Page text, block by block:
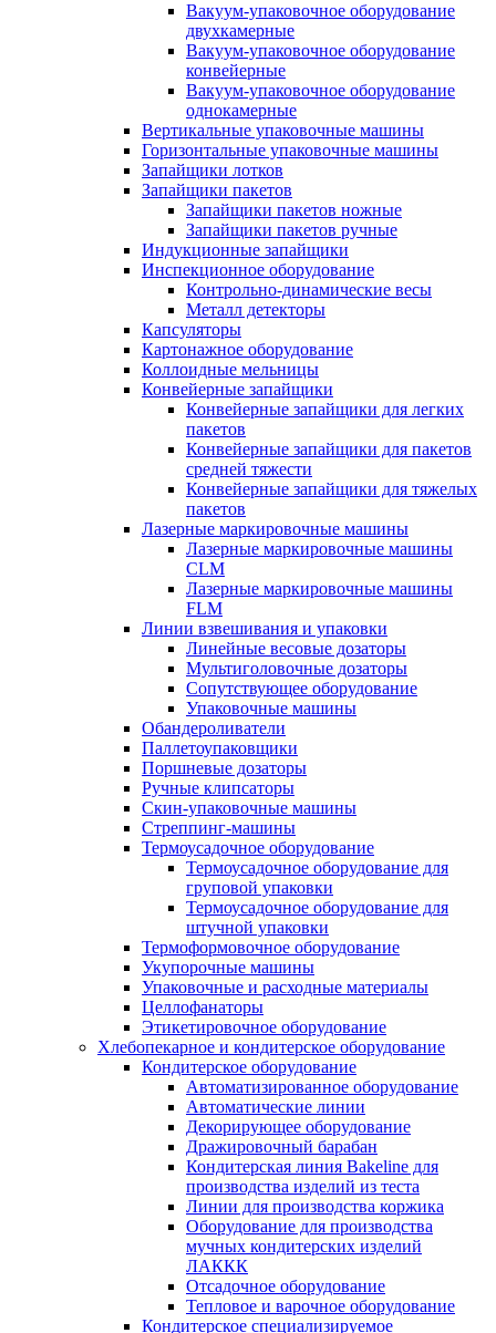
Вакуум-упаковочное оборудование
двухкамерные
Вакуум-упаковочное оборудование
конвейерные
Вакуум-упаковочное оборудование
однокамерные
Вертикальные упаковочные машины
Горизонтальные упаковочные машины
Запайщики лотков
Запайщики пакетов
Запайщики пакетов ножные
Запайщики пакетов ручные
Индукционные запайщики
Инспекционное оборудование
Контрольно-динамические весы
Металл детекторы
Капсуляторы
Картонажное оборудование
Коллоидные мельницы
Конвейерные запайщики
Конвейерные запайщики для легких
пакетов
Конвейерные запайщики для пакетов
средней тяжести
Конвейерные запайщики для тяжелых
пакетов
Лазерные маркировочные машины
Лазерные маркировочные машины
CLM
Лазерные маркировочные машины
FLM
Линии взвешивания и упаковки
Линейные весовые дозаторы
Мультиголовочные дозаторы
Сопутствующее оборудование
Упаковочные машины
Обандероливатели
Паллетоупаковщики
Поршневые дозаторы
Ручные клипсаторы
Скин-упаковочные машины
Стреппинг-машины
Термоусадочное оборудование
Термоусадочное оборудование для
груповой упаковки
Термоусадочное оборудование для
штучной упаковки
Термоформовочное оборудование
Укупорочные машины
Упаковочные и расходные материалы
Целлофанаторы
Этикетировочное оборудование
Хлебопекарное и кондитерское оборудование
Кондитерское оборудование
Автоматизированное оборудование
Автоматические линии
Декорирующее оборудование
Дражировочный барабан
Кондитерская линия Bakeline для
производства изделий из теста
Линии для производства коржика
Оборудование для производства
мучных кондитерских изделий
ЛАККК
Отсадочное оборудование
Тепловое и варочное оборудование
Кондитерское специализируемое